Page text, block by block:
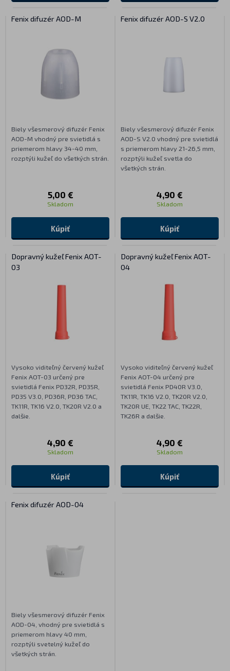
Fenix difuzér AOD-M
Biely všesmerový difuzér Fenix
AOD-M vhodný pre svietidlá s
priemerom hlavy 34-40 mm,
rozptýli kužeľ do všetkých strán.
5,00 €
Skladom
Kúpiť
Fenix difuzér AOD-S V2.0
Biely všesmerový difuzér Fenix
AOD-S V2.0 vhodný pre svietidlá
s priemerom hlavy 21-26,5 mm,
rozptýli kužeľ svetla do
všetkých strán.
4,90 €
Skladom
Kúpiť
Dopravný kužeľ Fenix AOT-
03
Vysoko viditeľný červený kužeľ
Fenix AOT-03 určený pre
svietidlá Fenix PD32R, PD35R,
PD35 V3.0, PD36R, PD36 TAC,
TK11R, TK16 V2.0, TK20R V2.0 a
dalšie.
4,90 €
Skladom
Kúpiť
Dopravný kužeľ Fenix AOT-
04
Vysoko viditeľný červený kužeľ
Fenix AOT-04 určený pre
svietidlá Fenix PD40R V3.0,
TK11R, TK16 V2.0, TK20R V2.0,
TK20R UE, TK22 TAC, TK22R,
TK26R a dalšie.
4,90 €
Skladom
Kúpiť
Fenix difuzér AOD-04
Biely všesmerový difuzér Fenix
AOD-04, vhodný pre svietidlá s
priemerom hlavy 40 mm,
rozptýli svetelný kužeľ do
všetkých strán.